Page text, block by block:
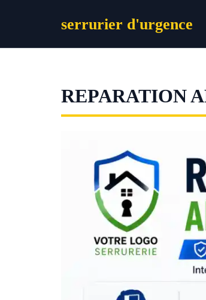
serrurier d'urgence
REPARATION